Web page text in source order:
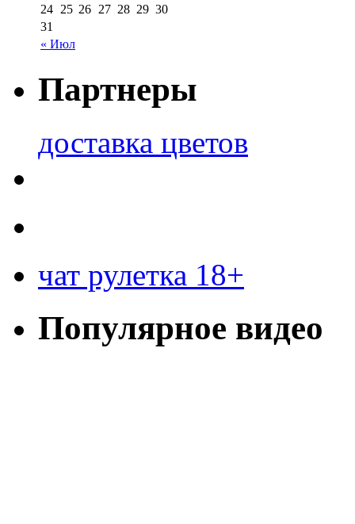
« Июл
24 25 26 27 28 29 30
31
Партнеры
доставка цветов
чат рулетка 18+
Популярное видео